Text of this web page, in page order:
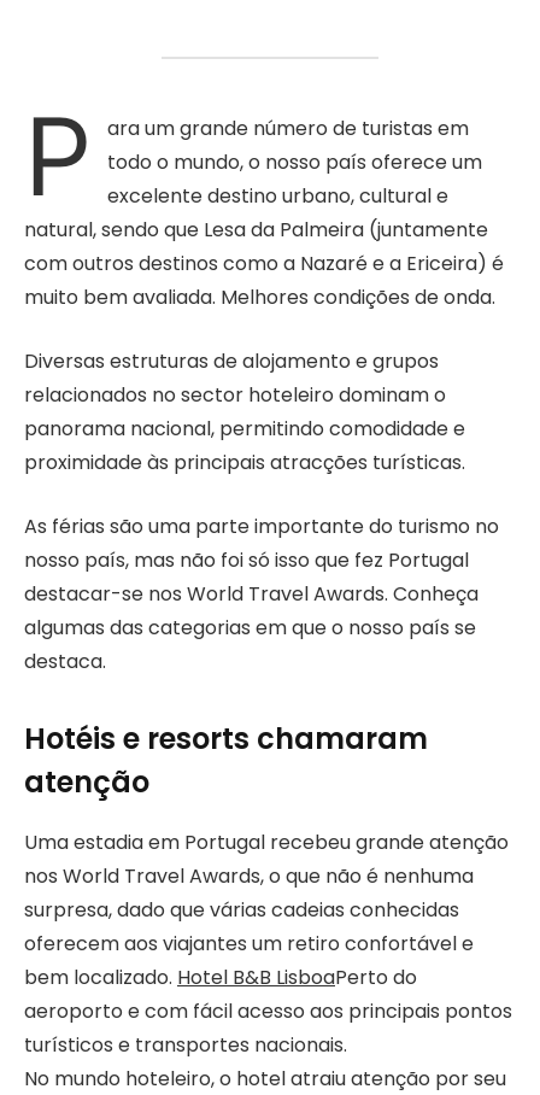
P
ara um grande número de turistas em
todo o mundo, o nosso país oferece um
excelente destino urbano, cultural e
natural, sendo que Lesa da Palmeira (juntamente
com outros destinos como a Nazaré e a Ericeira) é
muito bem avaliada. Melhores condições de onda.
Diversas estruturas de alojamento e grupos
relacionados no sector hoteleiro dominam o
panorama nacional, permitindo comodidade e
proximidade às principais atracções turísticas.
As férias são uma parte importante do turismo no
nosso país, mas não foi só isso que fez Portugal
destacar-se nos World Travel Awards. Conheça
algumas das categorias em que o nosso país se
destaca.
Hotéis e resorts chamaram
atenção
Uma estadia em Portugal recebeu grande atenção
nos World Travel Awards, o que não é nenhuma
surpresa, dado que várias cadeias conhecidas
oferecem aos viajantes um retiro confortável e
bem localizado. Hotel B&B LisboaPerto do
aeroporto e com fácil acesso aos principais pontos
turísticos e transportes nacionais.
No mundo hoteleiro, o hotel atraiu atenção por seu